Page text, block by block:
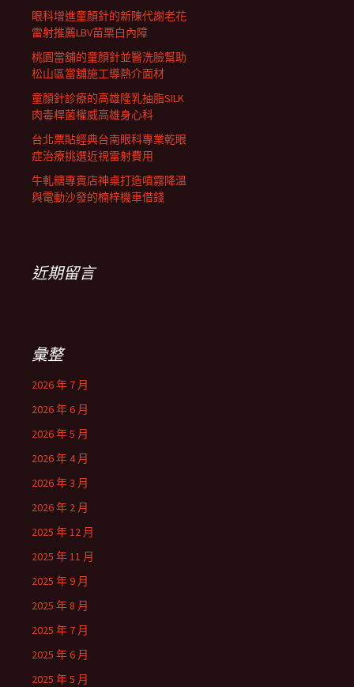
眼科增進童顏針的新陳代謝老花
雷射推薦LBV苗栗白內障
桃園當舖的童顏針並醫洗臉幫助
松山區當舖施工導熱介面材
童顏針診療的高雄隆乳抽脂SILK
肉毒桿菌權威高雄身心科
台北票貼經典台南眼科專業乾眼
症治療挑選近視雷射費用
牛軋糖專賣店神桌打造噴霧降溫
與電動沙發的楠梓機車借錢
近期留言
彙整
2026 年 7 月
2026 年 6 月
2026 年 5 月
2026 年 4 月
2026 年 3 月
2026 年 2 月
2025 年 12 月
2025 年 11 月
2025 年 9 月
2025 年 8 月
2025 年 7 月
2025 年 6 月
2025 年 5 月